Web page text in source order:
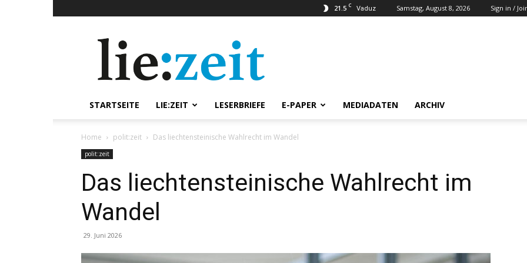
21.5 C Vaduz Samstag, August 8, 2026 Sign in /
STARTSEITE LIE:ZEIT LESERBRIEFE E-PAPER MEDIADATEN ARCHIV
Home polit:zeit Das liechtensteinische Wahlrecht im Wandel
polit:zeit
Das liechtensteinische Wahlrecht im
Wandel
29. Juni 2026